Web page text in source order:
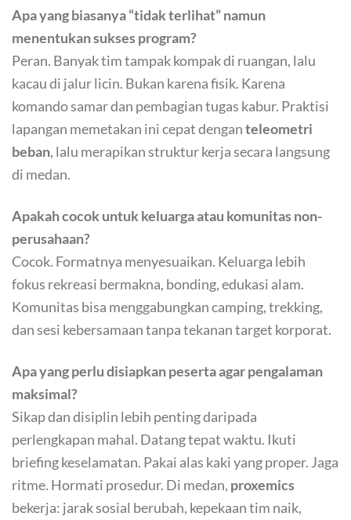
Apa yang biasanya “tidak terlihat” namun
menentukan sukses program?
Peran. Banyak tim tampak kompak di ruangan, lalu
kacau di jalur licin. Bukan karena fisik. Karena
komando samar dan pembagian tugas kabur. Praktisi
lapangan memetakan ini cepat denganteleometri
beban, lalu merapikan struktur kerja secara langsung
di medan.
Apakah cocok untuk keluarga atau komunitas non-
perusahaan?
Cocok. Formatnya menyesuaikan. Keluarga lebih
fokus rekreasi bermakna, bonding, edukasi alam.
Komunitas bisa menggabungkan camping, trekking,
dan sesi kebersamaan tanpa tekanan target korporat.
Apa yang perlu disiapkan peserta agar pengalaman
maksimal?
Sikap dan disiplin lebih penting daripada
perlengkapan mahal. Datang tepat waktu. Ikuti
briefing keselamatan. Pakai alas kaki yang proper. Jaga
ritme. Hormati prosedur. Di medan, proxemics
bekerja: jarak sosial berubah, kepekaan tim naik,